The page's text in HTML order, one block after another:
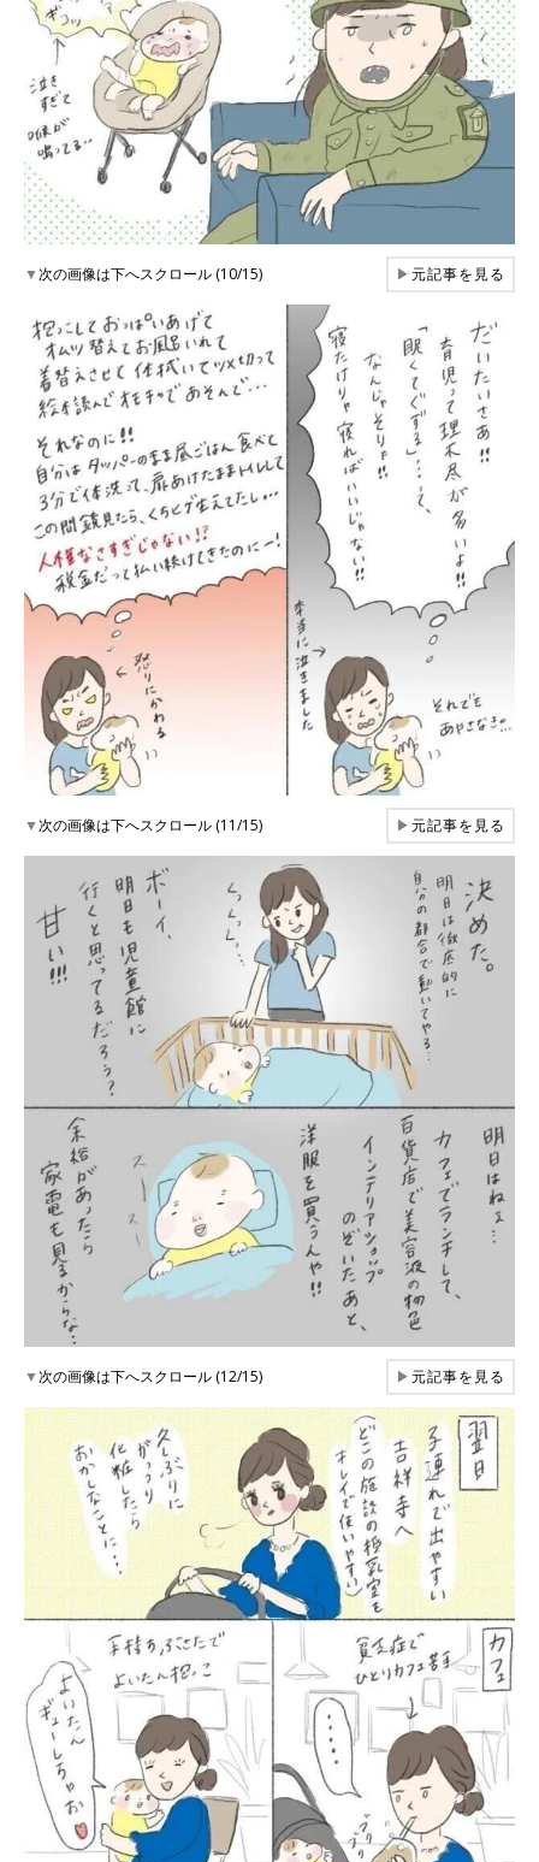
▼次の画像は下へスクロール (10/15) ▶元記事を見る
▼次の画像は下へスクロール (11/15) ▶元記事を見る
▼次の画像は下へスクロール (12/15) ▶元記事を見る